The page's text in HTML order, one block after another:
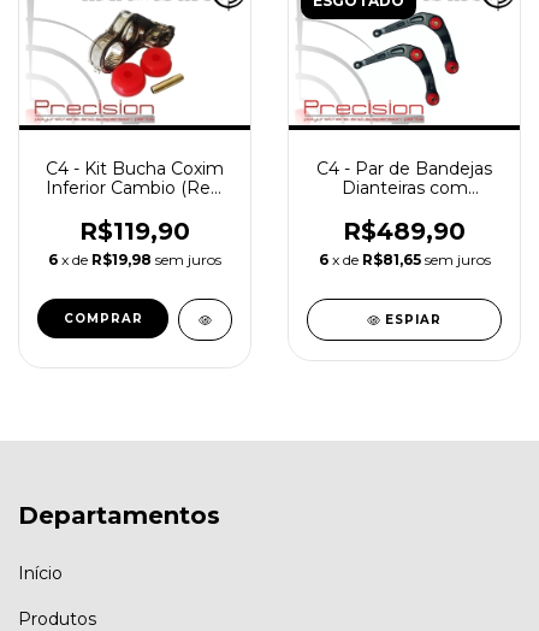
C4 - Kit Bucha Coxim
Inferior Cambio (Refil
Poliuretano - 5 Anos
De Garantia
R$119,90
6 x de R$19,98 sem juros
C4 - Par de Bandejas
Dianteiras com
Poliuretano - 5 Anos
De Garantia
R$489,90
6 x de R$81,65 sem juros
ESPIAR
Departamentos
Início
Produtos